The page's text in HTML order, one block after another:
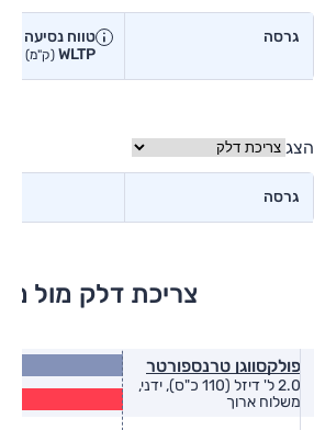
גרסה
טווח נסיעה יצרן
WLTP(ק"מ)
הצג
גרסה
צריכת דלק מול
פולקסווגן טרנספורטר
2.0 ל' דיזל (110 כ"ס), ידני,
משלוח ארוך